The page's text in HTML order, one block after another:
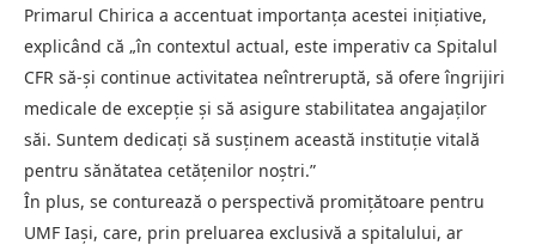
Primarul Chirica a accentuat importanța acestei inițiative,
explicând că „în contextul actual, este imperativ ca Spitalul
CFR să-și continue activitatea neîntreruptă, să ofere îngrijiri
medicale de excepție și să asigure stabilitatea angajaților
săi. Suntem dedicați să susținem această instituție vitală
pentru sănătatea cetățenilor noștri.”
În plus, se conturează o perspectivă promițătoare pentru
UMF Iași, care, prin preluarea exclusivă a spitalului, ar